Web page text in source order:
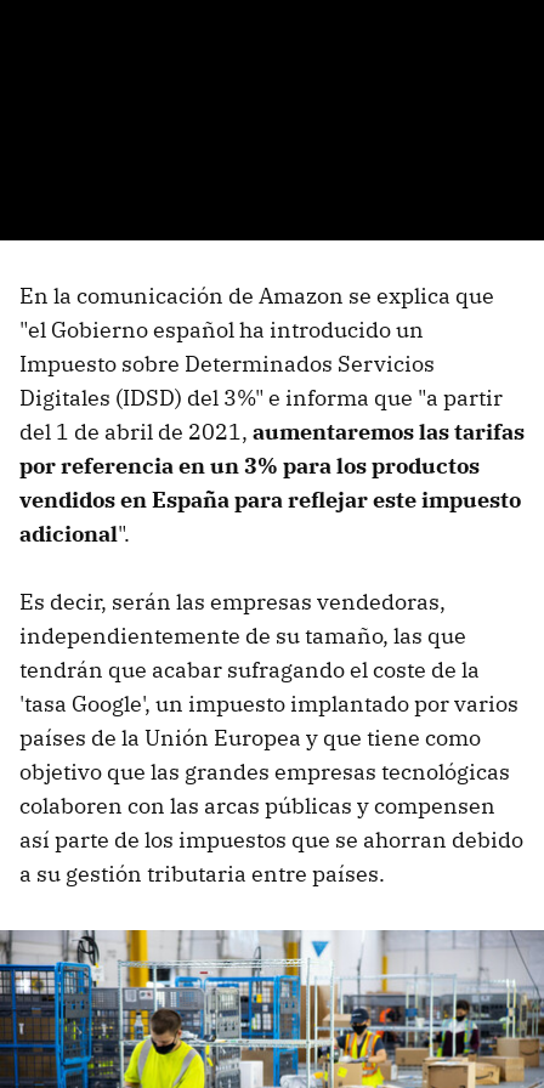
En la comunicación de Amazon se explica que
"el Gobierno español ha introducido un
Impuesto sobre Determinados Servicios
Digitales (IDSD) del 3%" e informa que "a partir
del 1 de abril de 2021, aumentaremos las tarifas
por referencia en un 3% para los productos
vendidos en España para reflejar este impuesto
adicional".
Es decir, serán las empresas vendedoras,
independientemente de su tamaño, las que
tendrán que acabar sufragando el coste de la
'tasa Google', un impuesto implantado por varios
países de la Unión Europea y que tiene como
objetivo que las grandes empresas tecnológicas
colaboren con las arcas públicas y compensen
así parte de los impuestos que se ahorran debido
a su gestión tributaria entre países.